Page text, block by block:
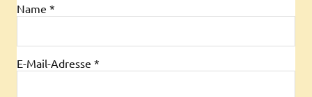
Name *
E-Mail-Adresse *